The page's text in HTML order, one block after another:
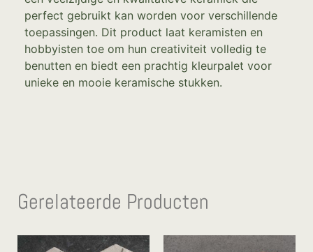
perfect gebruikt kan worden voor verschillende
toepassingen. Dit product laat keramisten en
hobbyisten toe om hun creativiteit volledig te
benutten en biedt een prachtig kleurpalet voor
unieke en mooie keramische stukken.
Gerelateerde Producten